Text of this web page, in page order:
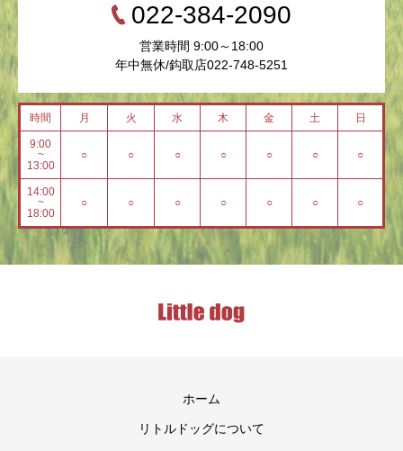
022-384-2090
営業時間 9:00～18:00
年中無休/鈎取店022-748-5251
時間 月 火 水 木 金 土 日
9:00
~
13:00
○ ○ ○ ○ ○ ○ ○
14:00
~
18:00
○ ○ ○ ○ ○ ○ ○
ホーム
リトルドッグについて